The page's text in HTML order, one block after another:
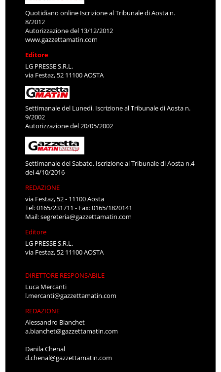
Quotidiano online Iscrizione al Tribunale di Aosta n.
8/2012
Autorizzazione del 13/12/2012
www.gazzettamatin.com
Editore
LG PRESSE S.R.L.
via Festaz, 52 11100 AOSTA
Settimanale del Lunedì. Iscrizione al Tribunale di Aosta n.
9/2002
Autorizzazione del 20/05/2002
Settimanale del Sabato. Iscrizione al Tribunale di Aosta n.4
del 4/10/2016
REDAZIONE
via Festaz, 52 - 11100 Aosta
Tel: 0165/231711 - Fax: 0165/1820141
Mail:segreteria@gazzettamatin.com
Editore
LG PRESSE S.R.L.
via Festaz, 52 11100 AOSTA
DIRETTORE RESPONSABILE
Luca Mercanti
l.mercanti@gazzettamatin.com
REDAZIONE
Alessandro Bianchet
a.bianchet@gazzettamatin.com
Danila Chenal
d.chenal@gazzettamatin.com